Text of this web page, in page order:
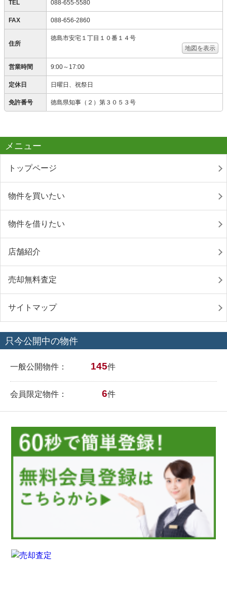
TEL 088-655-5580
FAX 088-656-2860
住所
徳島市安宅１丁目１０番１４号
地図を表示
営業時間 9:00～17:00
定休日 日曜日、祝祭日
免許番号 徳島県知事（２）第３０５３号
メニュー
トップページ
物件を買いたい
物件を借りたい
店舗紹介
売却無料査定
サイトマップ
只今公開中の物件
一般公開物件： 145件
会員限定物件： 6件